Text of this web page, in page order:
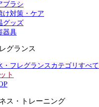
ブラシ
け対策・ケア
グッズ
器具
グランス
・フレグランスカテゴリすべて
ト
ス・トレーニング